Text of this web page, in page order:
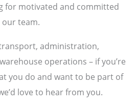
for motivated and committed
team.
administration,
operations – if you’re
you do and want to be part of
love to hear from you.